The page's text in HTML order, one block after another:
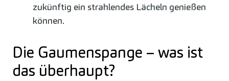
zukünftig ein strahlendes Lächeln genießen
können.
Die Gaumenspange – was ist
das überhaupt?